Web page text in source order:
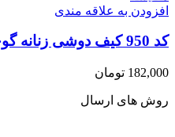
افزودن به علاقه مندی
کد 950 کیف دوشی زنانه گوچی
182,000 تومان
روش های ارسال